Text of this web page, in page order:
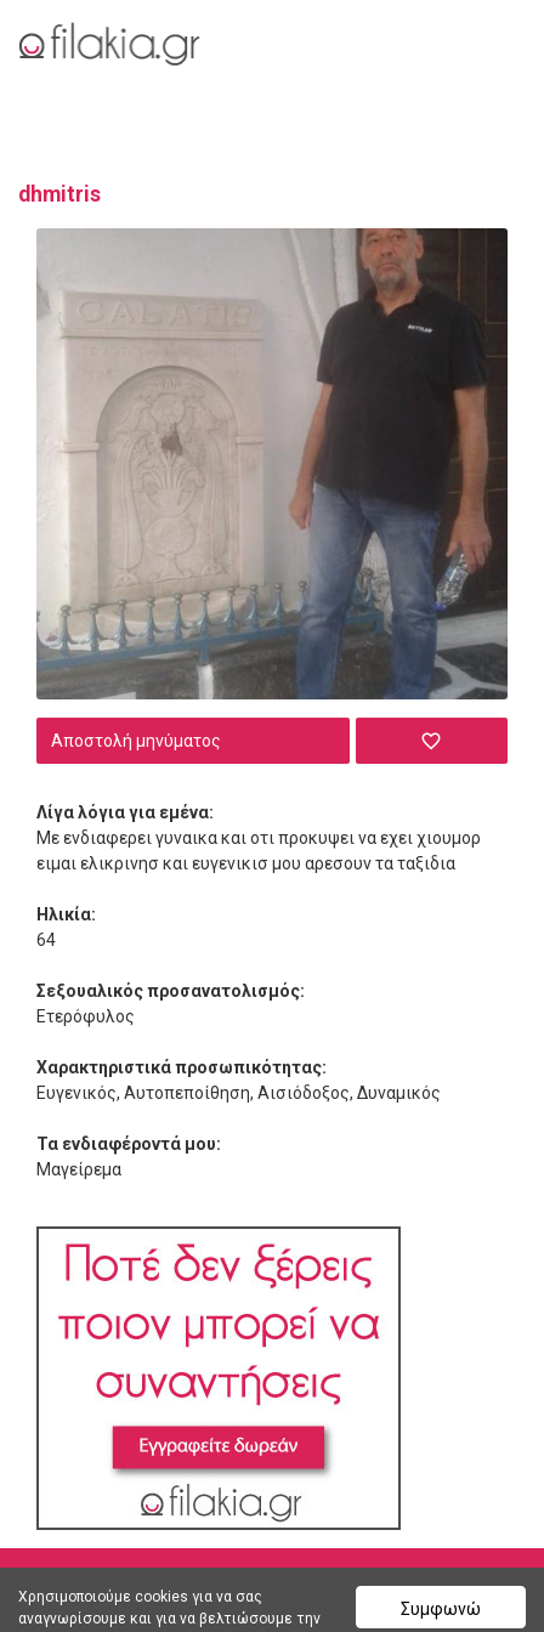
dhmitris
Αποστολή μηνύματος
Λίγα λόγια για εμένα:
Με ενδιαφερει γυναικα και οτι προκυψει να εχει χιουμορ
ειμαι ελικρινησ και ευγενικισ μου αρεσουν τα ταξιδια
Ηλικία:
64
Σεξουαλικός προσανατολισμός:
Ετερόφυλος
Χαρακτηριστικά προσωπικότητας:
Ευγενικός, Αυτοπεποίθηση, Αισιόδοξος, Δυναμικός
Τα ενδιαφέροντά μου:
Μαγείρεμα
Συμφωνώ
Χρησιμοποιούμε cookies για να σας
αναγνωρίσουμε και για να βελτιώσουμε την